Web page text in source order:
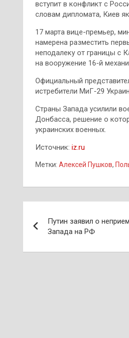
вступит в конфликт с
словам дипломата, Киев
17 марта вице-премьер,
намерена разместить
неподалеку от границы с
на вооружение 16-й
Официальный
истребители МиГ-29
Страны Запада усилили
Донбасса, решение о
украинских военных.
Источник: iz.ru
Метки: Алексей Пушков,
по
записям
Путин заявил о
Запада на РФ